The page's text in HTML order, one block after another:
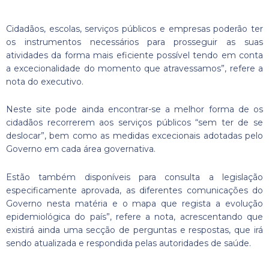
Cidadãos, escolas, serviços públicos e empresas poderão ter
os instrumentos necessários para prosseguir as suas
atividades da forma mais eficiente possível tendo em conta
a excecionalidade do momento que atravessamos”, refere a
nota do executivo.
Neste site pode ainda encontrar-se a melhor forma de os
cidadãos recorrerem aos serviços públicos “sem ter de se
deslocar”, bem como as medidas excecionais adotadas pelo
Governo em cada área governativa.
Estão também disponíveis para consulta a legislação
especificamente aprovada, as diferentes comunicações do
Governo nesta matéria e o mapa que regista a evolução
epidemiológica do país”, refere a nota, acrescentando que
existirá ainda uma secção de perguntas e respostas, que irá
sendo atualizada e respondida pelas autoridades de saúde.